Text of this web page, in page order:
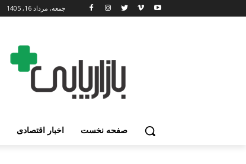
جمعه, مرداد 16, 1405
صفحه نخست اخبار اقتصادی